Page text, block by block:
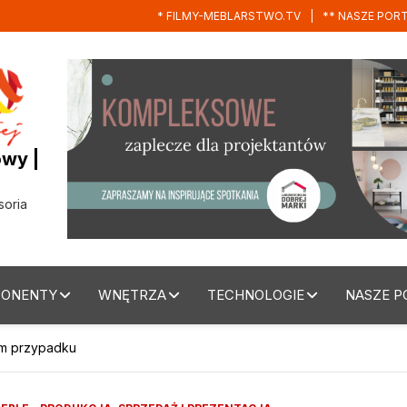
* FILMY-MEBLARSTWO.TV ** NASZE
|
WNĘTRZA TECHNOLOGIE NASZE
przypadku